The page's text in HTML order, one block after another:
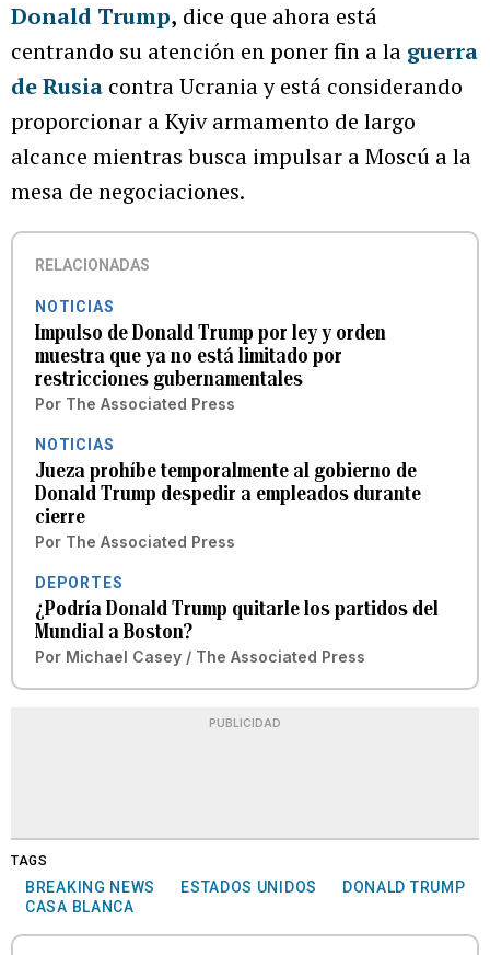
Donald Trump, dice que ahora está
centrando su atención en poner fin a la guerra
de Rusia contra Ucrania y está considerando
proporcionar a Kyiv armamento de largo
alcance mientras busca impulsar a Moscú a la
mesa de negociaciones.
RELACIONADAS
NOTICIAS
Impulso de Donald Trump por ley y orden
muestra que ya no está limitado por
restricciones gubernamentales
Por The Associated Press
NOTICIAS
Jueza prohíbe temporalmente al gobierno de
Donald Trump despedir a empleados durante
cierre
Por The Associated Press
DEPORTES
¿Podría Donald Trump quitarle los partidos del
Mundial a Boston?
Por Michael Casey / The Associated Press
PUBLICIDAD
TAGS
BREAKING NEWS ESTADOS UNIDOS
DONALD TRUMP
CASA BLANCA